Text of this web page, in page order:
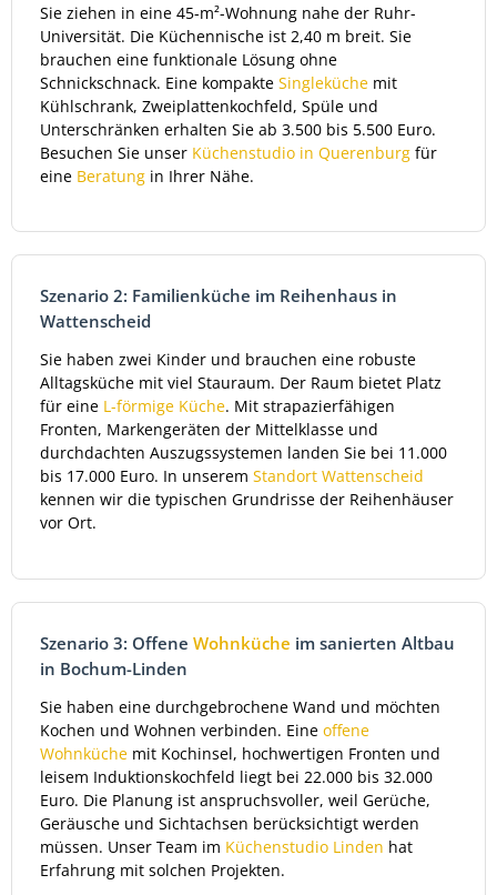
Sie ziehen in eine 45-m²-Wohnung nahe der Ruhr-
Universität. Die Küchennische ist 2,40 m breit. Sie
brauchen eine funktionale Lösung ohne
Schnickschnack. Eine kompakte Singleküche mit
Kühlschrank, Zweiplattenkochfeld, Spüle und
Unterschränken erhalten Sie ab 3.500 bis 5.500 Euro.
Besuchen Sie unser Küchenstudio in Querenburg für
eine Beratung in Ihrer Nähe.
Szenario 2: Familienküche im Reihenhaus in
Wattenscheid
Sie haben zwei Kinder und brauchen eine robuste
Alltagsküche mit viel Stauraum. Der Raum bietet Platz
für eine L-förmige Küche. Mit strapazierfähigen
Fronten, Markengeräten der Mittelklasse und
durchdachten Auszugssystemen landen Sie bei 11.000
bis 17.000 Euro. In unserem Standort Wattenscheid
kennen wir die typischen Grundrisse der Reihenhäuser
vor Ort.
Szenario 3: Offene Wohnküche im sanierten Altbau
in Bochum-Linden
Sie haben eine durchgebrochene Wand und möchten
Kochen und Wohnen verbinden. Eine offene
Wohnküche mit Kochinsel, hochwertigen Fronten und
leisem Induktionskochfeld liegt bei 22.000 bis 32.000
Euro. Die Planung ist anspruchsvoller, weil Gerüche,
Geräusche und Sichtachsen berücksichtigt werden
müssen. Unser Team im Küchenstudio Linden hat
Erfahrung mit solchen Projekten.